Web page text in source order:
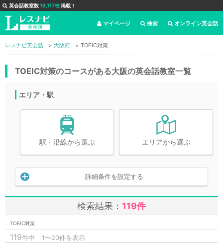
英会話教室数19,117校掲載！
オンライン英会話
検索
マイページ
レスナビ英会話 大阪府 TOEIC対策
TOEIC対策のコースがある大阪の英会話教室一覧
エリア・駅
駅・沿線から選ぶ エリアから選ぶ
詳細条件を設定する
検索結果： 119件
TOEIC対策
119件中 1〜20件を表示